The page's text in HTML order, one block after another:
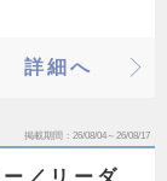
詳細へ
掲載期間 26/08/04～26/08/17
／リーダ